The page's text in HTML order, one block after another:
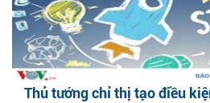
Thủ tướng chỉ thị tạo điều